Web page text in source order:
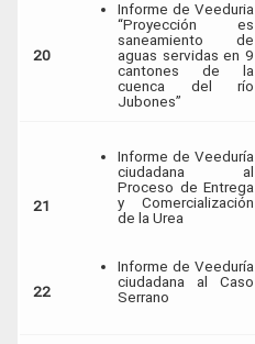
20
Informe de Veeduria
“Proyección es
saneamiento de
aguas servidas en 9
cantones de la
cuenca del río
Jubones”
21
22
Informe de Veeduría
ciudadana al
Proceso de Entrega
y Comercialización
de la Urea
Informe de Veeduría
ciudadana al Caso
Serrano